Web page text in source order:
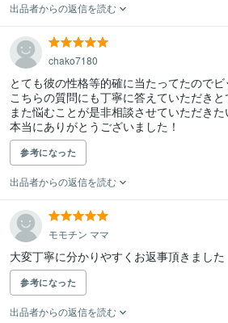
出品者からの返信を読む
chako7180
とても彼の性格等的確に当たってたのでビ
こちらの質問にも丁寧に答えていただきと
また悩むことが是非相談させていただきた
本当にありがとうございました！
参考になった
出品者からの返信を読む
モモチン ママ
大変丁寧に分かりやすくお返事頂きました
参考になった
出品者からの返信を読む